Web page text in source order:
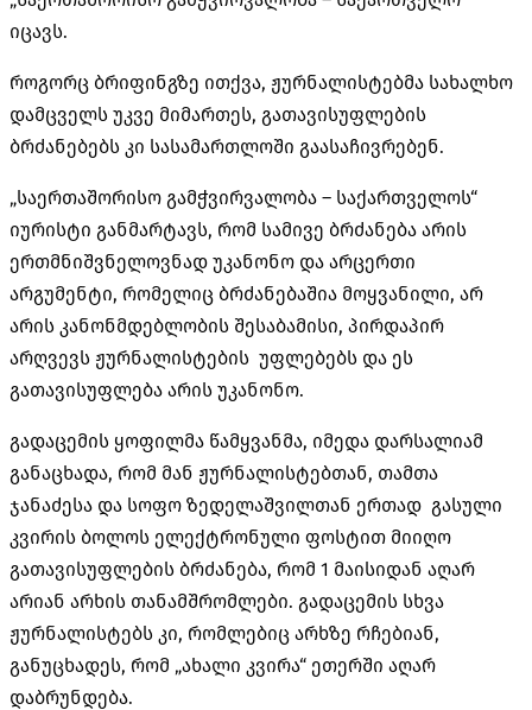
იცავს.
როგორც ბრიფინგზე ითქვა, ჟურნალისტებმა სახალხო
დამცველს უკვე მიმართეს, გათავისუფლების
ბრძანებებს კი სასამართლოში გაასაჩივრებენ.
„საერთაშორისო გამჭვირვალობა – საქართველოს“
იურისტი განმარტავს, რომ სამივე ბრძანება არის
ერთმნიშვნელოვნად უკანონო და არცერთი
არგუმენტი, რომელიც ბრძანებაშია მოყვანილი, არ
არის კანონმდებლობის შესაბამისი, პირდაპირ
არღვევს ჟურნალისტების უფლებებს და ეს
გათავისუფლება არის უკანონო.
გადაცემის ყოფილმა წამყვანმა, იმედა დარსალიამ
განაცხადა, რომ მან ჟურნალისტებთან, თამთა
ჯანაძესა და სოფო ზედელაშვილთან ერთად გასული
კვირის ბოლოს ელექტრონული ფოსტით მიიღო
გათავისუფლების ბრძანება, რომ 1 მაისიდან აღარ
არიან არხის თანამშრომლები. გადაცემის სხვა
ჟურნალისტებს კი, რომლებიც არხზე რჩებიან,
განუცხადეს, რომ „ახალი კვირა“ ეთერში აღარ
დაბრუნდება.